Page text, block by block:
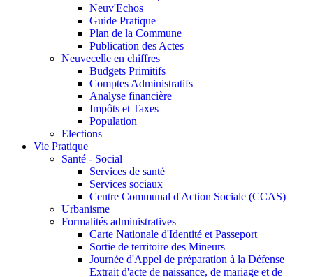
Neuv'Echos
Guide Pratique
Plan de la Commune
Publication des Actes
Neuvecelle en chiffres
Budgets Primitifs
Comptes Administratifs
Analyse financière
Impôts et Taxes
Population
Elections
Vie Pratique
Santé - Social
Services de santé
Services sociaux
Centre Communal d'Action Sociale (CCAS)
Urbanisme
Formalités administratives
Carte Nationale d'Identité et Passeport
Sortie de territoire des Mineurs
Journée d'Appel de préparation à la Défense
Extrait d'acte de naissance, de mariage et de